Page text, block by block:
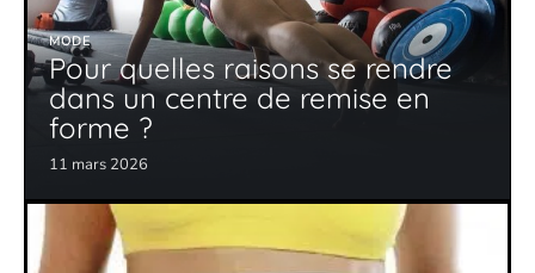
MODE
Pour quelles raisons se rendre
dans un centre de remise en
forme ?
11 mars 2026